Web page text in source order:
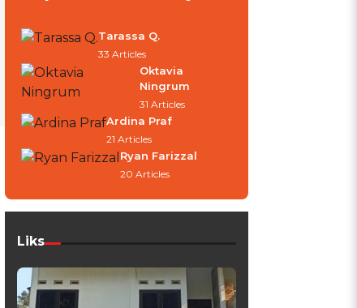
Tarassa Q.
33 Articles
Oktavia
Ningrum
31 Articles
Ardina Praf
21 Articles
Ryan Farizzal
20 Articles
Liks